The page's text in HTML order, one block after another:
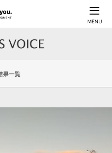
MENU
果一覧